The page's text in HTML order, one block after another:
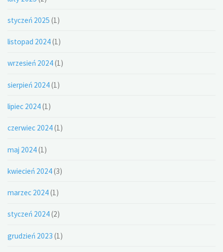
styczeń 2025 (1)
listopad 2024(1)
wrzesień 2024(1)
sierpień 2024(1)
lipiec 2024(1)
czerwiec 2024(1)
maj 2024(1)
kwiecień 2024(3)
marzec 2024(1)
styczeń 2024(2)
grudzień 2023 (1)